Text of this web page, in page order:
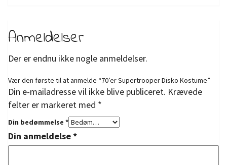
Anmeldelser
Der er endnu ikke nogle anmeldelser.
Vær den første til at anmelde “70’er Supertrooper Disko Kostume”
Din e-mailadresse vil ikke blive publiceret. Krævede
felter er markeret med *
Din bedømmelse *
Din anmeldelse*